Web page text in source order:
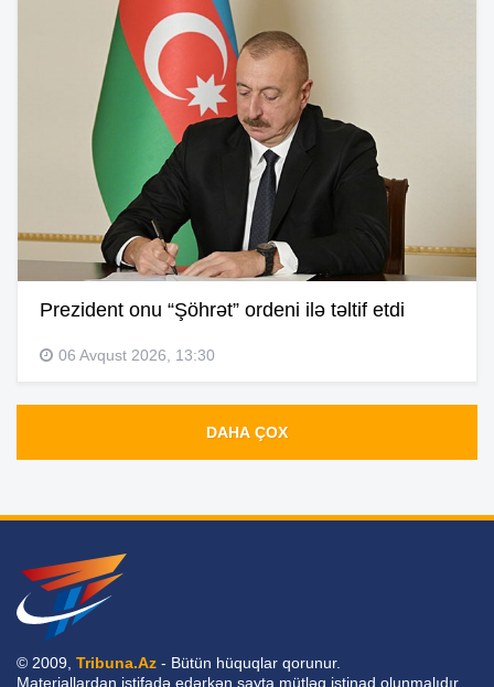
Prezident onu “Şöhrət” ordeni ilə təltif etdi
06 Avqust 2026, 13:30
DAHA ÇOX
© 2009, Tribuna.Az - Bütün hüquqlar qorunur.
Materiallardan istifadə edərkən sayta mütləq istinad olunmalıdır.